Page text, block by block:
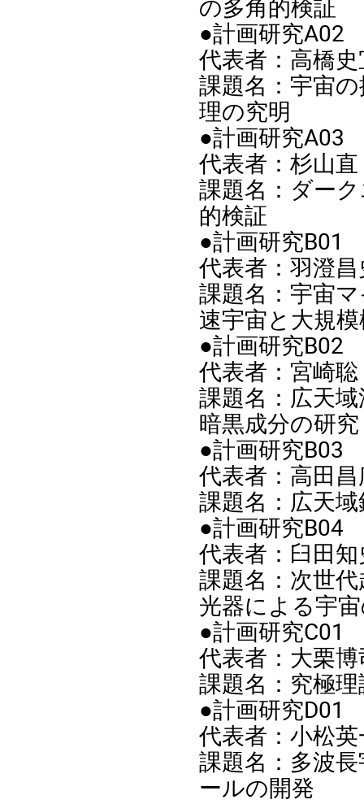
の多角的検証
●計画研究A02
代表者：高橋
課題名：宇宙
理の究明
●計画研究A03
代表者：杉山
課題名：ダー
的検証
●計画研究B01
代表者：羽澄
課題名：宇宙
速宇宙と大規
●計画研究B02
代表者：宮崎
課題名：広天
暗黒成分の研究
●計画研究B03
代表者：高田
課題名：広天
●計画研究B04
代表者：臼田
課題名：次世
光器による宇
●計画研究C01
代表者：大栗
課題名：究極
●計画研究D01
代表者：小松
課題名：多波
ールの開発